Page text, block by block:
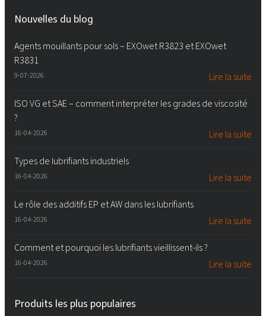
Nouvelles du blog
Agents mouillants pour sols – EXOwet R3823 et EXOwet
R3831
9-07-2026 Lire la suite
ISO VG et SAE – comment interpréter les grades de viscosité
?
16-04-2026 Lire la suite
Types de lubrifiants industriels
16-04-2026 Lire la suite
Le rôle des additifs EP et AW dans les lubrifiants
16-04-2026 Lire la suite
Comment et pourquoi les lubrifiants vieillissent-ils ?
16-04-2026 Lire la suite
Produits les plus populaires